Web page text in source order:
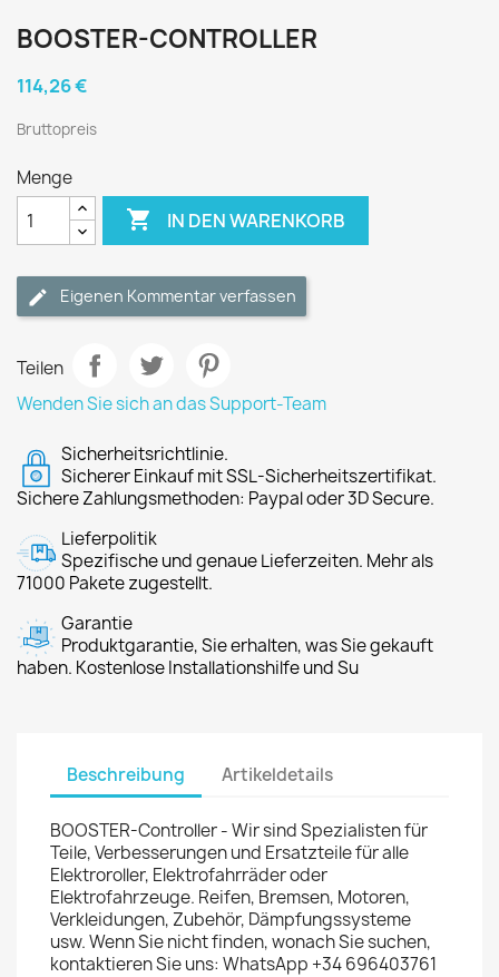
BOOSTER-CONTROLLER
114,26 €
Bruttopreis
Menge
 IN DEN WARENKORB
Eigenen Kommentar verfassen
Teilen
Wenden Sie sich an das Support-Team
Sicherheitsrichtlinie.
Sicherer Einkauf mit SSL-Sicherheitszertifikat.
Sichere Zahlungsmethoden: Paypal oder 3D Secure.
Lieferpolitik
Spezifische und genaue Lieferzeiten. Mehr als
71000 Pakete zugestellt.
Garantie
Produktgarantie, Sie erhalten, was Sie gekauft
haben. Kostenlose Installationshilfe und Su
Beschreibung Artikeldetails
BOOSTER-Controller - Wir sind Spezialisten für
Teile, Verbesserungen und Ersatzteile für alle
Elektroroller, Elektrofahrräder oder
Elektrofahrzeuge. Reifen, Bremsen, Motoren,
Verkleidungen, Zubehör, Dämpfungssysteme
usw. Wenn Sie nicht finden, wonach Sie suchen,
kontaktieren Sie uns: WhatsApp +34 696403761